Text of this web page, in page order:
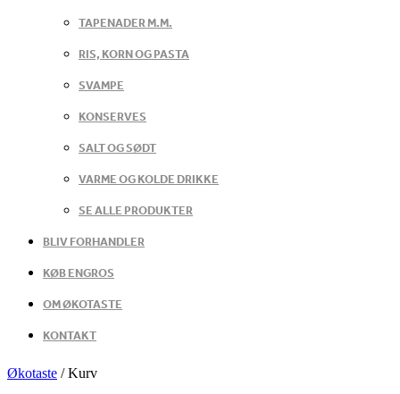
TAPENADER M.M.
RIS, KORN OG PASTA
SVAMPE
KONSERVES
SALT OG SØDT
VARME OG KOLDE DRIKKE
SE ALLE PRODUKTER
BLIV FORHANDLER
KØB ENGROS
OM ØKOTASTE
KONTAKT
Økotaste /Kurv